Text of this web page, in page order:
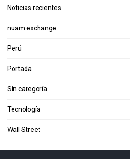
Noticias recientes
nuam exchange
Perú
Portada
Sin categoría
Tecnología
Wall Street